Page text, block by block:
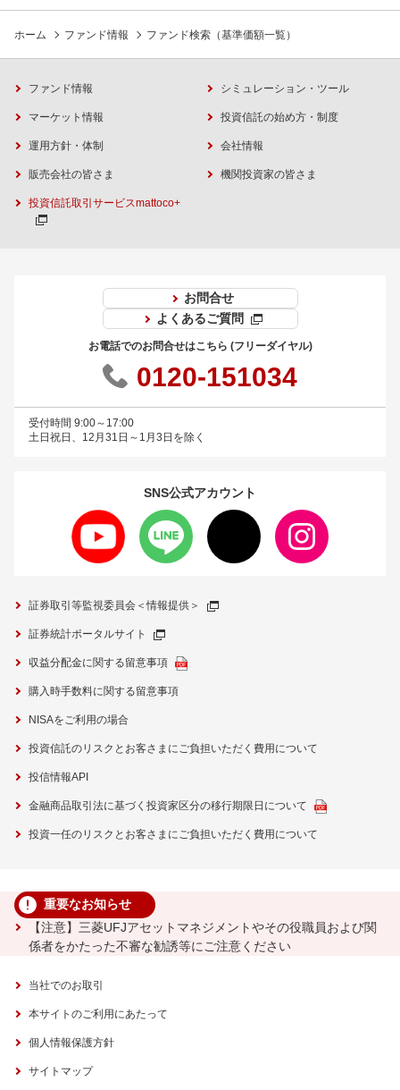
ホーム ファンド情報 ファンド検索（基準価額一覧）
ファンド情報 シミュレーション・ツール
マーケット情報 投資信託の始め方・制度
運用方針・体制 会社情報
販売会社の皆さま 機関投資家の皆さま
投資信託取引サービスmattoco+
お問合せ
よくあるご質問
お電話でのお問合せはこちら (フリーダイヤル)
0120-151034
受付時間 9:00～17:00
土日祝日、12月31日～1月3日を除く
SNS公式アカウント
証券取引等監視委員会＜情報提供＞
証券統計ポータルサイト
収益分配金に関する留意事項
購入時手数料に関する留意事項
NISAをご利用の場合
投資信託のリスクとお客さまにご負担いただく費用について
投信情報API
金融商品取引法に基づく投資家区分の移行期限日について
投資一任のリスクとお客さまにご負担いただく費用について
重要なお知らせ
【注意】三菱UFJアセットマネジメントやその役職員および関
係者をかたった不審な勧誘等にご注意ください
当社でのお取引
本サイトのご利用にあたって
個人情報保護方針
サイトマップ